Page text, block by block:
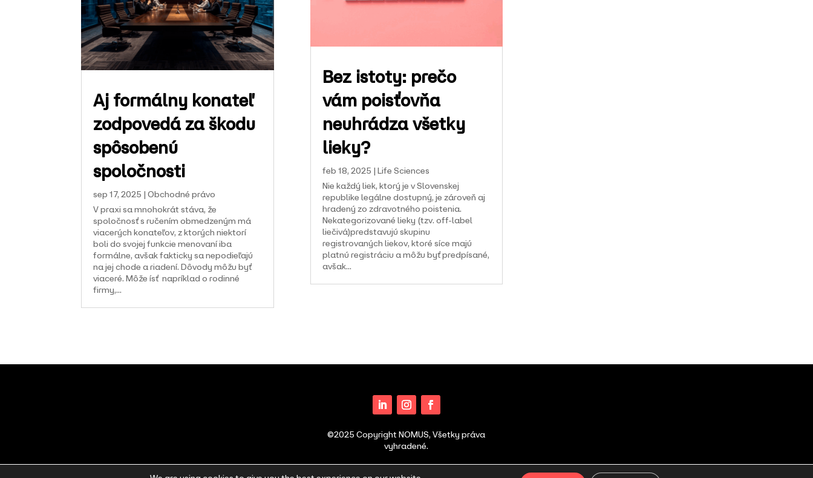
Aj formálny konateľ
zodpovedá za škodu
spôsobenú
spoločnosti
sep 17, 2025 |Obchodné právo
V praxi sa mnohokrát stáva, že
spoločnosť s ručením obmedzeným má
viacerých konateľov, z ktorých niektorí
boli do svojej funkcie menovaní iba
formálne, avšak fakticky sa nepodieľajú
na jej chode a riadení. Dôvody môžu byť
viaceré. Môže ísť napríklad o rodinné
firmy,...
Bez istoty: prečo
vám poisťovňa
neuhrádza všetky
lieky?
feb 18, 2025 | Life Sciences
Nie každý liek, ktorý je v Slovenskej
republike legálne dostupný, je zároveň aj
hradený zo zdravotného poistenia.
Nekategorizované lieky (tzv. off-label
liečivá)predstavujú skupinu
registrovaných liekov, ktoré síce majú
platnú registráciu a môžu byť predpísané,
avšak...
©2025 Copyright NOMUS, Všetky práva
vyhradené.
Ochrana osobných údajov a cookies